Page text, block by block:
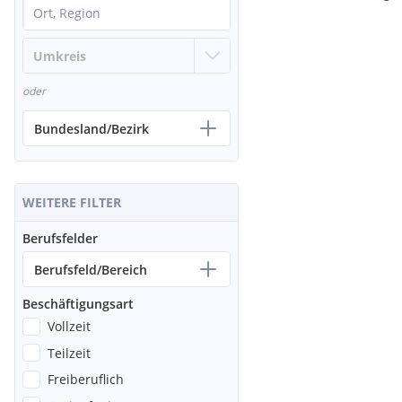
oder
Bundesland/Bezirk
WEITERE FILTER
Berufsfelder
Berufsfeld/Bereich
Beschäftigungsart
Vollzeit
Teilzeit
Freiberuflich